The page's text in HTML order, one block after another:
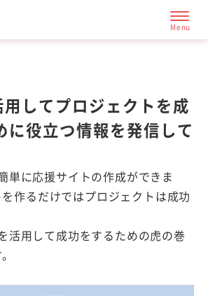
イト一覧
用してプロジェクトを成
に役立つ情報を発信して
単に応援サイトの作成ができま
作るだけではプロジェクトは成功
活用して成功をするための虎の巻